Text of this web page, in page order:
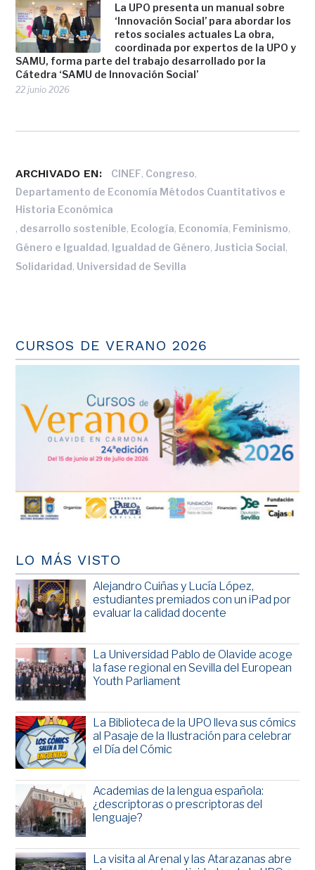
La UPO presenta un manual sobre
‘Innovación Social’ para abordar los
retos sociales actuales La obra,
coordinada por expertos de la UPO y
SAMU, forma parte del trabajo desarrollado por la
Cátedra ‘SAMU de Innovación Social’
22 junio 2026
ARCHIVADO EN: CINEF, Congreso,
Departamento de Economía Métodos Cuantitativos e
Historia Económica
, desarrollo sostenible, Ecología, Economía, Feminismo,
Género e Igualdad, Igualdad de Género,Justicia Social,
Solidaridad, Universidad de Sevilla
CURSOS DE VERANO 2026
LO MÁS VISTO
Alejandro Cuiñas y Lucía López,
estudiantes premiados con un iPad por
evaluar la calidad docente
La Universidad Pablo de Olavide acoge
la fase regional en Sevilla del European
Youth Parliament
La Biblioteca de la UPO lleva sus cómics
al Pasaje de la Ilustración para celebrar
el Día del Cómic
Academias de la lengua española:
¿descriptoras o prescriptoras del
lenguaje?
La visita al Arenal y las Atarazanas abre